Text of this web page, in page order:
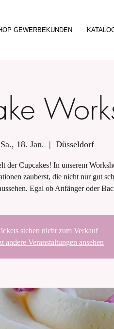
GEWERBEKUNDEN
Sa., 18. Jan.
  |
Düsseldorf
der Cupcakes! In unserem
zauberst, die nicht nur gut
Egal ob Anfänger oder
stehen nicht zum Verkauf
andere Veranstaltungen ansehen